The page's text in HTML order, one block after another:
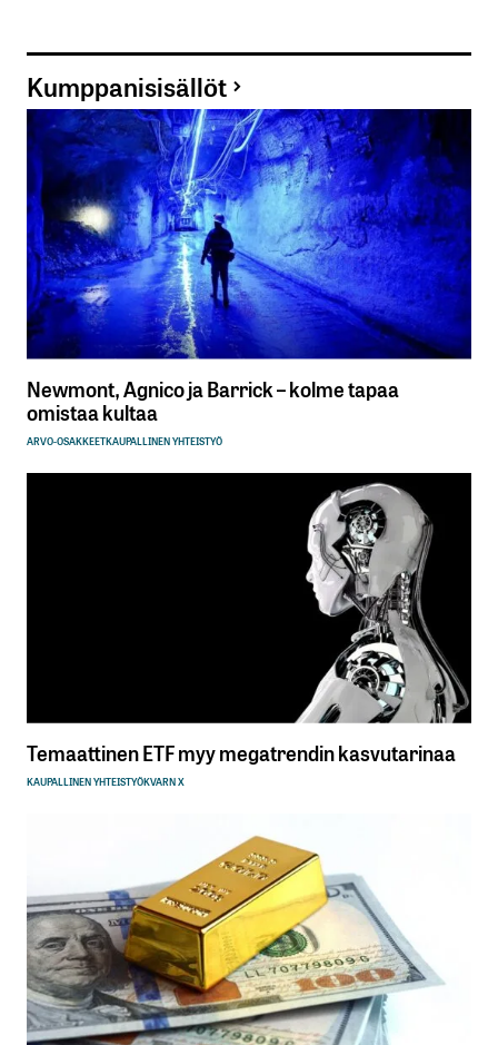
Kumppanisisällöt
Newmont, Agnico ja Barrick – kolme tapaa
omistaa kultaa
ARVO-OSAKKEETKAUPALLINEN YHTEISTYÖ
Temaattinen ETF myy megatrendin kasvutarinaa
KAUPALLINEN YHTEISTYÖKVARN X